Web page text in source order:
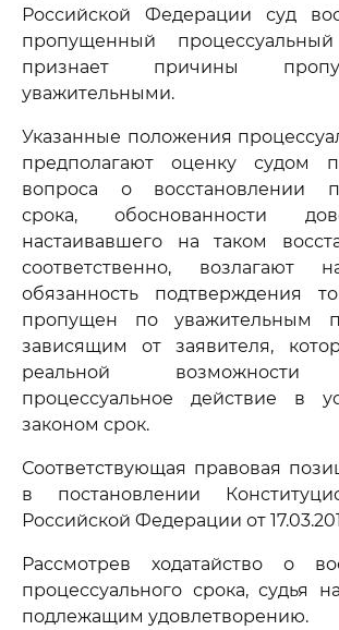
Российской Федерации суд
пропущенный
признает причины
уважительными.
Указанные положения
предполагают оценку судом
вопроса о восстановлении
срока, обоснованности
настаивавшего на таком
соответственно, возлагают
обязанность подтверждения
пропущен по уважительным
зависящим от заявителя,
реальной возможности
процессуальное действие в
законом срок.
Соответствующая правовая
в постановлении
Российской Федерации от
Рассмотрев ходатайство о
процессуального срока, судья
подлежащим удовлетворению.